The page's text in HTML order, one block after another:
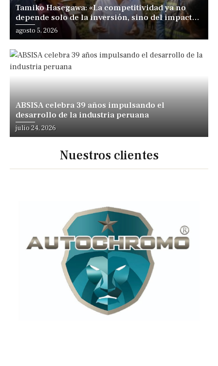
Tamiko Hasegawa: «La competitividad ya no
depende solo de la inversión, sino del impacto
positivo en los territorios y las personas»
agosto 5, 2026
ABSISA celebra 39 años impulsando el
desarrollo de la industria peruana
julio 24, 2026
Nuestros clientes